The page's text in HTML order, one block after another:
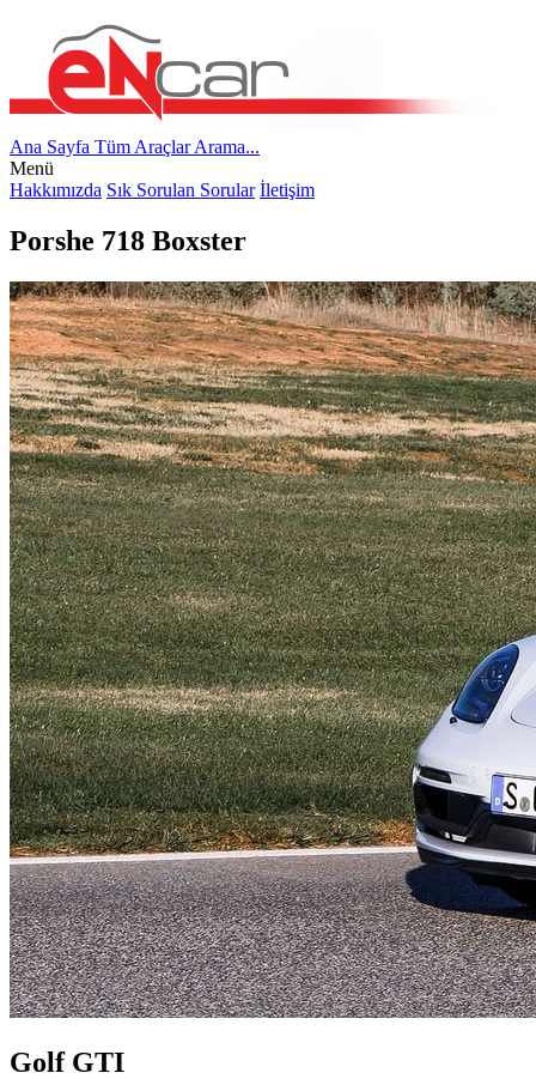
Ana Sayfa Tüm AraçlarArama...
Menü
Hakkımızda Sık Sorulan Sorular İletişim
Porshe 718 Boxster
Golf GTI